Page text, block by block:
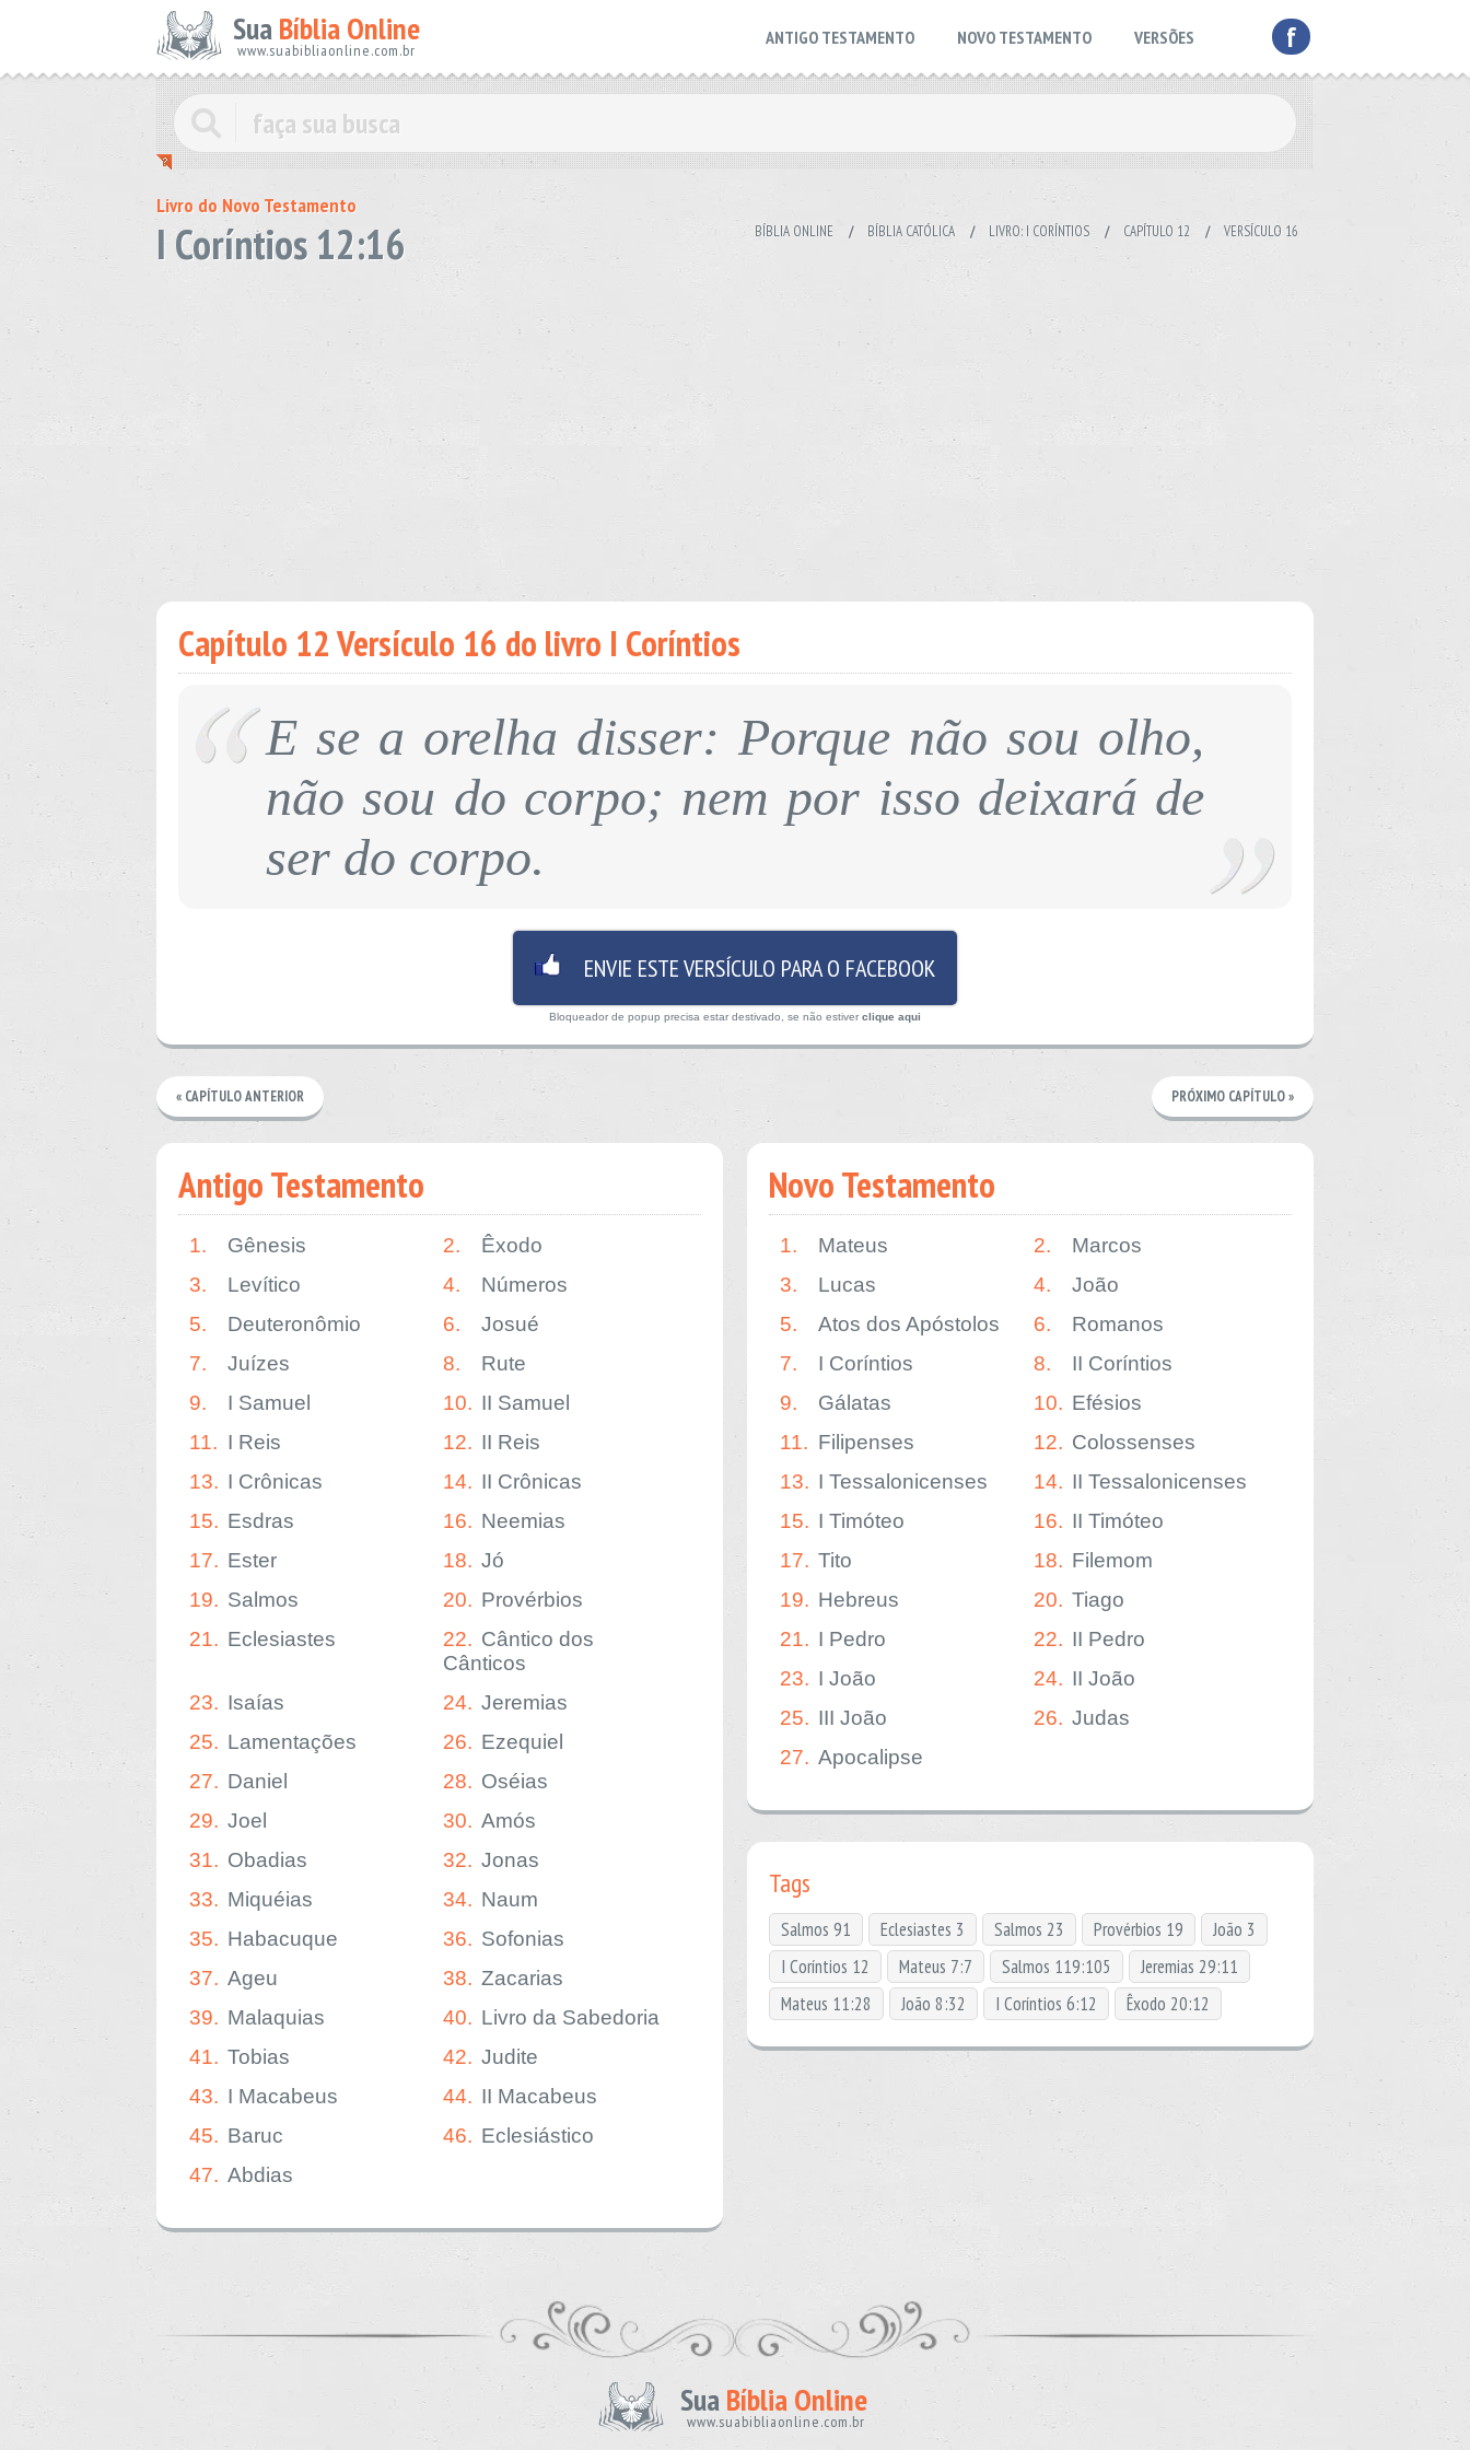
SuaBíblia Online
www.suabibliaonline.com.br f
ANTIGO TESTAMENTO NOVO TESTAMENTO VERSÕES
Livro do Novo Testamento
I Coríntios 12:16 BÍBLIA ONLINE / BÍBLIA CATÓLICA / LIVRO: I CORÍNTIOS / CAPÍTULO 12 / VERSÍCULO 16
Capítulo 12 Versículo 16 do livro I Coríntios
E se a orelha disser: Porque não sou olho,
não sou do corpo; nem por isso deixará de
ser do corpo.
ENVIE ESTE VERSÍCULO PARA O FACEBOOK
Bloqueador de popup precisa estar destivado, se não estiver clique aqui
« CAPÍTULO ANTERIOR PRÓXIMO CAPÍTULO »
Antigo Testamento
1. Gênesis 2.
Êxodo
3.
Levítico 4.
Números
5.
Deuteronômio 6.
Josué
7.
Juízes 8.
Rute
9.
I Samuel 10. II Samuel
11. I Reis 12. II Reis
13. I Crônicas 14. II Crônicas
15. Esdras 16. Neemias
17. Ester 18. Jó
19. Salmos 20. Provérbios
21. Eclesiastes 22. Cântico dos
Cânticos
23. Isaías 24. Jeremias
25. Lamentações 26. Ezequiel
27. Daniel 28. Oséias
29. Joel 30. Amós
31. Obadias 32. Jonas
33. Miquéias 34. Naum
35. Habacuque 36. Sofonias
37. Ageu 38. Zacarias
39. Malaquias 40. Livro da Sabedoria
41. Tobias 42. Judite
43. I Macabeus 44. II Macabeus
45. Baruc 46. Eclesiástico
47. Abdias
Novo Testamento
1. Mateus 2.
Marcos
3.
Lucas 4.
João
5.
Atos dos Apóstolos 6.
Romanos
7.
I Coríntios 8.
II Coríntios
9.
Gálatas 10. Efésios
11. Filipenses 12. Colossenses
13. I Tessalonicenses 14. II Tessalonicenses
15. I Timóteo 16. II Timóteo
17. Tito 18. Filemom
19. Hebreus 20. Tiago
21. I Pedro 22. II Pedro
23. I João 24. II João
25. III João 26. Judas
27. Apocalipse
Tags
Salmos 91 Eclesiastes 3 Salmos 23 Provérbios 19
João 3
I Coríntios 12
Mateus 7:7 Salmos 119:105
Jeremias 29:11
Mateus 11:28
João 8:32 I Coríntios 6:12 Êxodo 20:12
SuaBíblia Online
www.suabibliaonline.com.br